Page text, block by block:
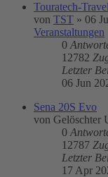
Touratech-
von TST » 06
Veranstaltungen
0
12782
Letzter
06 Jun
Sena 20S Evo
von Gelöschter
0
12787
Letzter
17 Apr